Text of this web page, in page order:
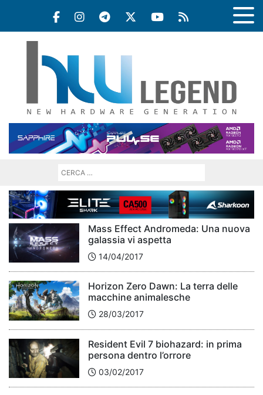
Mass Effect Andromeda: Una nuova
galassia vi aspetta
14/04/2017
Horizon Zero Dawn: La terra delle
macchine animalesche
28/03/2017
Resident Evil 7 biohazard: in prima
persona dentro l’orrore
03/02/2017